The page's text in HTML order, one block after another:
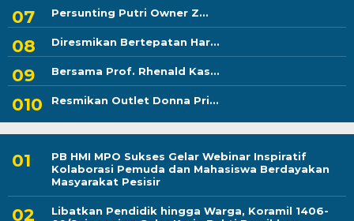
Persunting Putri Owner Z...
Diresmikan Bertepatan Har...
Bersama Prof. Rhenald Kas...
Resmikan Outlet Donna Pri...
PB HMI MPO Sukses Gelar Webinar Inspiratif
Kolaborasi Pemuda dan Mahasiswa Berdayakan
Masyarakat Pesisir
Libatkan Pendidik hingga Warga, Koramil 1406-